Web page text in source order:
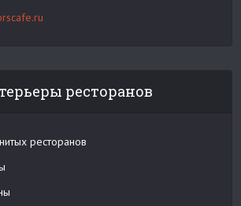
ресторанов
ресторанов